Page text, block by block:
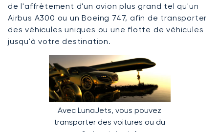
de l'affrètement d'un avion plus grand tel qu'un
Airbus A300 ou un Boeing 747, afin de transporter
des véhicules uniques ou une flotte de véhicules
jusqu'à votre destination.
Avec LunaJets, vous pouvez
transporter des voitures ou du